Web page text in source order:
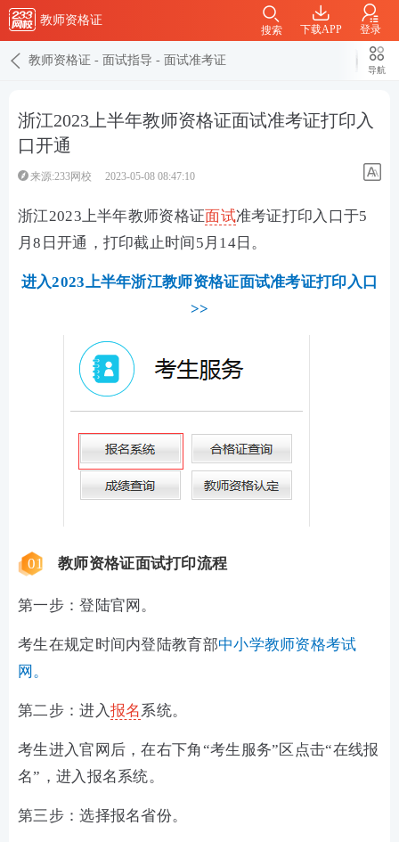
教师资格证
下载APP 登录
搜索
教师资格证 - 面试指导 - 面试准考证
导航
浙江2023上半年教师资格证面试准考证打印入
口开通
来源:233网校 2023-05-08 08:47:10
浙江2023上半年教师资格证面试准考证打印入口于5
月8日开通，打印截止时间5月14日。
进入2023上半年浙江教师资格证面试准考证打印入口
>>
01 教师资格证面试打印流程
第一步：登陆官网。
考生在规定时间内登陆教育部中小学教师资格考试
网。
第二步：进入报名系统。
考生进入官网后，在右下角“考生服务”区点击“在线报
名”，进入报名系统。
第三步：选择报名省份。